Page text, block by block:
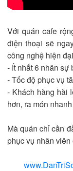
Với quán cafe
điện thoại sẽ
công nghệ hiện
- Ít nhất 6 nhân sự
- Tốc độ phục vụ
- Khách hàng hài
hơn, ra món
Mà quán chỉ cần
phục vụ nhân